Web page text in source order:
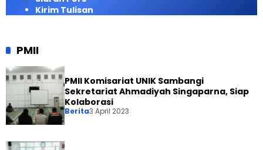
Kirim Tulisan
PMII
PMII Komisariat UNIK Sambangi
Sekretariat Ahmadiyah Singaparna, Siap
Kolaborasi
Berita3 April 2023